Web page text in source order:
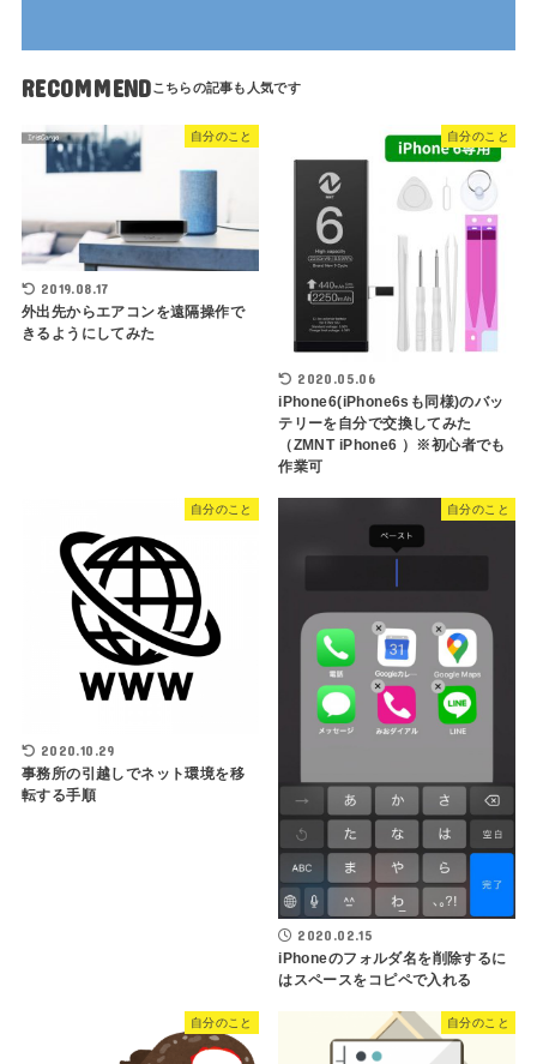
RECOMMEND
自分のこと
2019.08.17
外出先からエアコンを遠隔操作で
きるようにしてみた
自分のこと
2020.05.06
iPhone6(iPhone6sも同様)のバッ
テリーを自分で交換してみた
（ZMNT iPhone6 ）※初心者でも
作業可
自分のこと
2020.10.29
事務所の引越しでネット環境を移
転する手順
自分のこと
2020.02.15
iPhoneのフォルダ名を削除するに
はスペースをコピペで入れる
自分のこと 自分のこと